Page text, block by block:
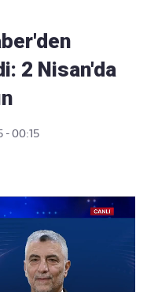
2 Nisan'da
- 00:15